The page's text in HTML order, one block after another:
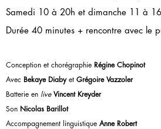
Samedi 10 à 20h et dimanche 11 à
Durée 40 minutes + rencontre avec le
Conception et chorégraphie Régine Chopinot
Avec Bekaye Diaby et Grégoire Vazzoler
Batterie en live Vincent Kreyder
Son Nicolas Barillot
Accompagnement linguistique Anne Robert